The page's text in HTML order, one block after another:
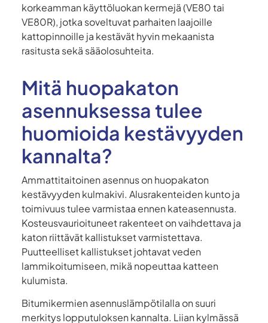
korkeamman käyttöluokan kermejä (VE80 tai
VE80R), jotka soveltuvat parhaiten laajoille
kattopinnoille ja kestävät hyvin mekaanista
rasitusta sekä sääolosuhteita.
Mitä huopakaton
asennuksessa tulee
huomioida kestävyyden
kannalta?
Ammattitaitoinen asennus on huopakaton
kestävyyden kulmakivi. Alusrakenteiden kunto ja
toimivuus tulee varmistaa ennen kateasennusta.
Kosteusvaurioituneet rakenteet on vaihdettava ja
katon riittävät kallistukset varmistettava.
Puutteelliset kallistukset johtavat veden
lammikoitumiseen, mikä nopeuttaa katteen
kulumista.
Bitumikermien asennuslämpötilalla on suuri
merkitys lopputuloksen kannalta. Liian kylmässä